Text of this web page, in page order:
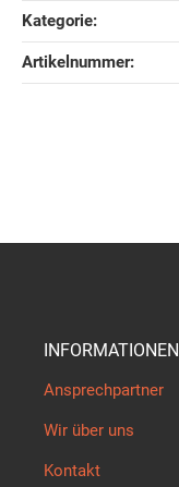
Kategorie:
Artikelnummer:
INFORMATIONEN
Ansprechpartner
Wir über uns
Kontakt